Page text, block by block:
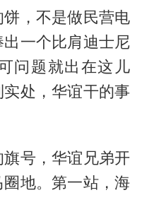
，不是做民营电
一个比肩迪士尼
问题就出在这儿
处，华谊干的事
号，华谊兄弟开
地。第一站，海